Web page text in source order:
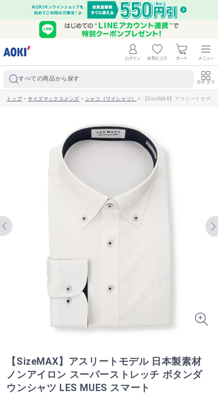
すべての商品から探す カテゴリ
トップ>サイズマックスメンズ > シャツ（ワイシャツ） > 【SizeMAX】アスリートモデ
【SizeMAX】アスリートモデル 日本製素材
ノンアイロン スーパーストレッチ ボタンダ
ウンシャツ LES MUES スマート